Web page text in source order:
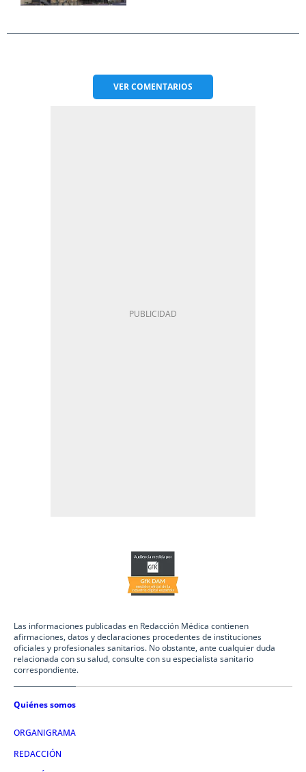
VERCOMENTARIOS
Las informaciones publicadas en Redacción Médica contienen
afirmaciones, datos y declaraciones procedentes de instituciones
oficiales y profesionales sanitarios. No obstante, ante cualquier duda
relacionada con su salud, consulte con su especialista sanitario
correspondiente.
Quiénes somos
ORGANIGRAMA
REDACCIÓN